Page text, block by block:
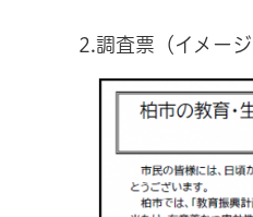
2.調査票（イメージ